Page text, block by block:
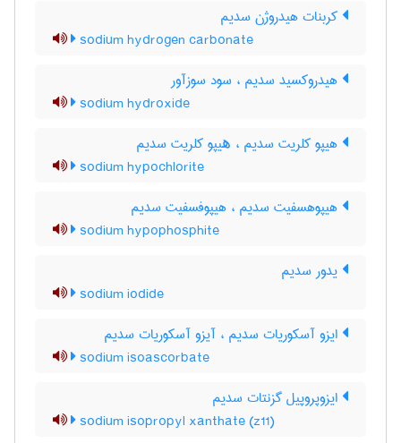
کربنات هیدروژن سدیم
sodium hydrogen carbonate
هیدروکسید سدیم ، سود سوزآور
sodium hydroxide
هیپو کلریت سدیم ، ھیپو کلریت سدیم
sodium hypochlorite
هیپوهسفیت سدیم ، هیپوفسفیت سدیم
sodium hypophosphite
یدور سدیم
sodium iodide
ایزو آسکوریات سدیم ، آیزو آسکوریات سدیم
sodium isoascorbate
ایزوپروپیل گزنتات سدیم
sodium isopropyl xanthate (z11)